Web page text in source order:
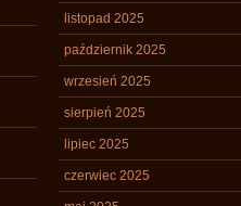
listopad 2025
październik 2025
wrzesień 2025
sierpień 2025
lipiec 2025
czerwiec 2025